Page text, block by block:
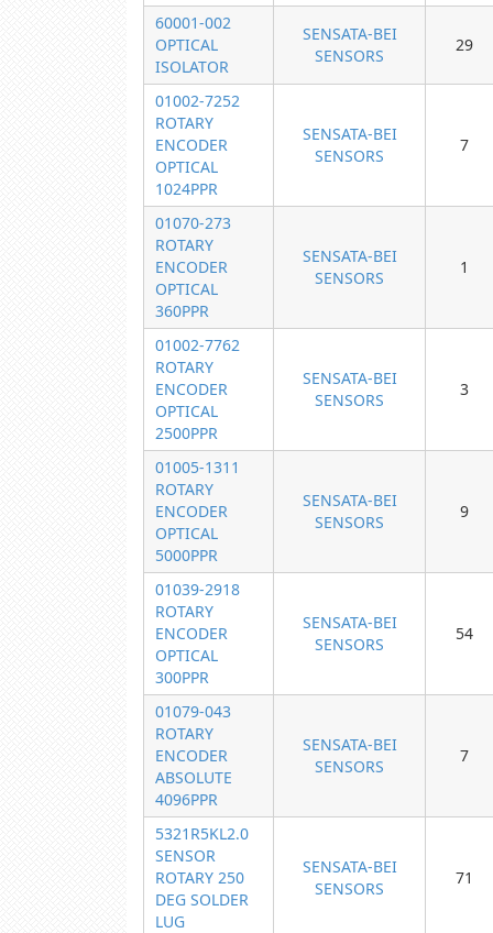
60001-002
OPTICAL
ISOLATOR
SENSATA-BEI
SENSORS
29
01002-7252
ROTARY
ENCODER
OPTICAL
1024PPR
SENSATA-BEI
SENSORS
7
01070-273
ROTARY
ENCODER
OPTICAL
360PPR
SENSATA-BEI
SENSORS
1
01002-7762
ROTARY
ENCODER
OPTICAL
2500PPR
SENSATA-BEI
SENSORS
3
01005-1311
ROTARY
ENCODER
OPTICAL
5000PPR
SENSATA-BEI
SENSORS
9
01039-2918
ROTARY
ENCODER
OPTICAL
300PPR
SENSATA-BEI
SENSORS
54
01079-043
ROTARY
ENCODER
ABSOLUTE
4096PPR
SENSATA-BEI
SENSORS
7
5321R5KL2.0
SENSOR
ROTARY 250
DEG SOLDER
LUG
SENSATA-BEI
SENSORS
71